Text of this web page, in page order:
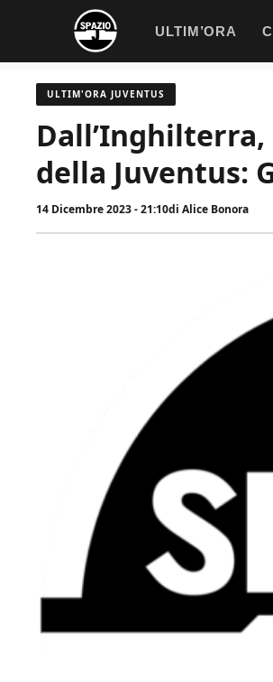
contenuto
ULTIM’ORA
ULTIM'ORA JUVENTUS
della Juventus:
14 Dicembre 2023 - 21:10di Alice Bonora